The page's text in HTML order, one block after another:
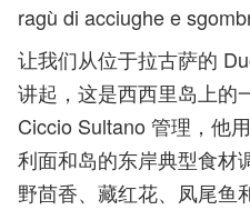
ragù di acciughe e
让我们从位于拉古萨的
讲起，这是西西里岛上的
Ciccio Sultano 管理，他
利面和岛的东岸典型食材
野茴香、藏红花、凤尾鱼